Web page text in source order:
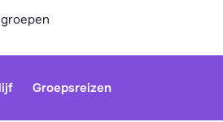
Groepsreizen